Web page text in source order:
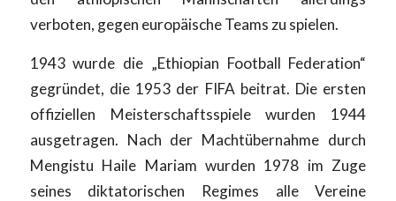
verboten, gegen europäische Teams zu spielen.
1943 wurde die „Ethiopian Football Federation“
gegründet, die 1953 der FIFA beitrat. Die ersten
offiziellen Meisterschaftsspiele wurden 1944
ausgetragen. Nach der Machtübernahme durch
Mengistu Haile Mariam wurden 1978 im Zuge
seines diktatorischen Regimes alle Vereine